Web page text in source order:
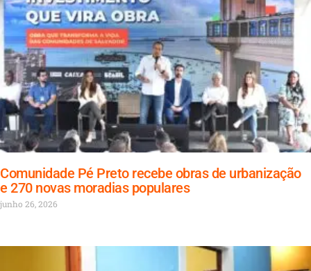
Comunidade Pé Preto recebe obras de urbanização
e 270 novas moradias populares
junho 26, 2026